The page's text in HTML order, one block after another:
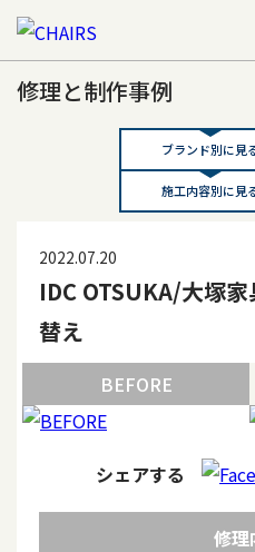
修理と制作事例
ブランド別に見
施工内容別に見
2022.07.20
IDC OTSUKA/大塚
替え
BEFORE
シェアする
修理